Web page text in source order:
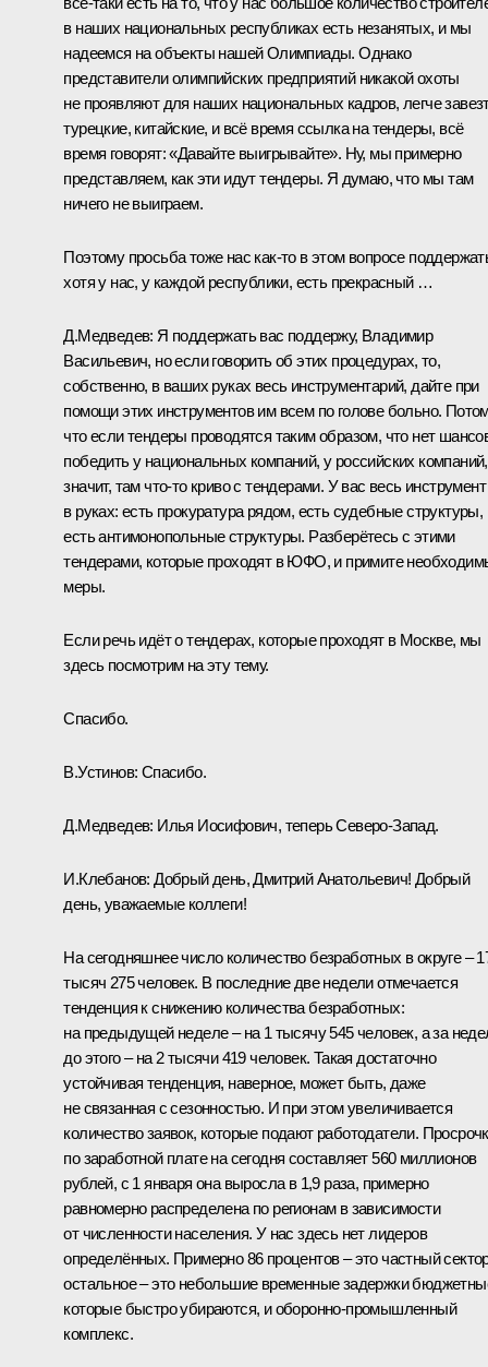
в наших национальных республиках есть незанятых, и мы
надеемся на объекты нашей Олимпиады. Однако
представители олимпийских предприятий никакой охоты
не проявляют для наших национальных кадров, легче
турецкие, китайские, и всё время ссылка на тендеры, всё
время говорят: «Давайте выигрывайте». Ну, мы примерно
представляем, как эти идут тендеры. Я думаю, что мы там
ничего не выиграем.
Поэтому просьба тоже нас как‑то в этом вопросе
хотя у нас, у каждой республики, есть прекрасный …
Д.Медведев: Я поддержать вас поддержу, Владимир
Васильевич, но если говорить об этих процедурах, то,
собственно, в ваших руках весь инструментарий, дайте при
помощи этих инструментов им всем по голове больно.
что если тендеры проводятся таким образом, что нет
победить у национальных компаний, у российских
значит, там что‑то криво с тендерами. У вас весь инструмент
в руках: есть прокуратура рядом, есть судебные структуры,
есть антимонопольные структуры. Разберётесь с этими
тендерами, которые проходят в ЮФО, и примите
меры.
Если речь идёт о тендерах, которые проходят в Москве, мы
здесь посмотрим на эту тему.
Спасибо.
В.Устинов: Спасибо.
Д.Медведев: Илья Иосифович, теперь Северо-Запад.
И.Клебанов: Добрый день, Дмитрий Анатольевич! Добрый
день, уважаемые коллеги!
На сегодняшнее число количество безработных в округе –
тысяч 275 человек. В последние две недели отмечается
тенденция к снижению количества безработных:
на предыдущей неделе – на 1 тысячу 545 человек, а за
до этого – на 2 тысячи 419 человек. Такая достаточно
устойчивая тенденция, наверное, может быть, даже
не связанная с сезонностью. И при этом увеличивается
количество заявок, которые подают работодатели.
по заработной плате на сегодня составляет 560 миллионов
рублей, с 1 января она выросла в 1,9 раза, примерно
равномерно распределена по регионам в зависимости
от численности населения. У нас здесь нет лидеров
определённых. Примерно 86 процентов – это частный
остальное – это небольшие временные задержки
которые быстро убираются, и оборонно-промышленный
комплекс.